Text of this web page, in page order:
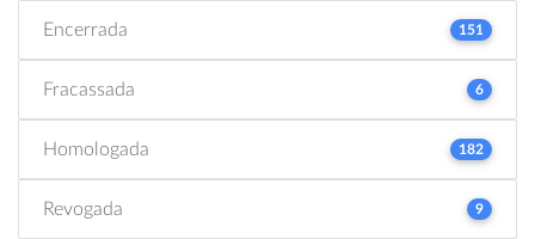
Encerrada 151
Fracassada 6
Homologada 182
Revogada 9